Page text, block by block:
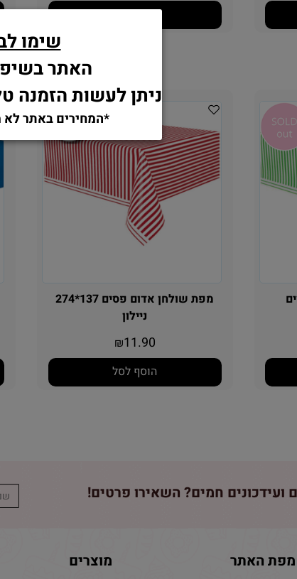
מפת שולחן אדום פסים 137*274
ניילון
₪ 11.90
הוסף לסל
ועידכונים חמים? השאירו פרטים!
מפת האתר מוצרים
שימו
האתר
ניתן לעשות הזמנה
*המחירים באתר לא